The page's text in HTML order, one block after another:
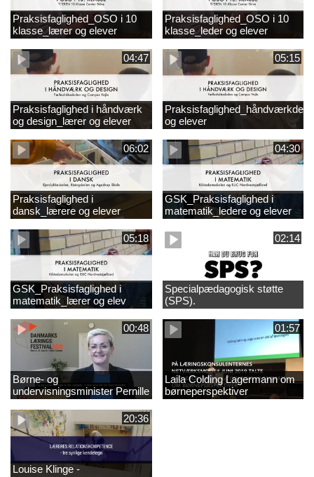
Praksisfaglighed_OSO i 10
klasse_lærer og elever
Praksisfaglighed_OSO i 10
klasse_leder og elever
04:47
Praksisfaglighed i håndværk
og design_lærer og elever
05:15
og elever
06:02
Praksisfaglighed i
dansk_lærere og elever
04:30
GSK_Praksisfaglighed i
matematik_ledere og elever
05:18
GSK_Praksisfaglighed i
matematik_lærer og elev
02:14
Specialpædagogisk støtte
(SPS).
00:48
Børne- og
undervisningsminister Pernille
Rosenkrantz-Theil inviterer til
DKLF 2020
01:57
Laila Colding Lagermann om
børneperspektiver
20:36
Louise Klinge -